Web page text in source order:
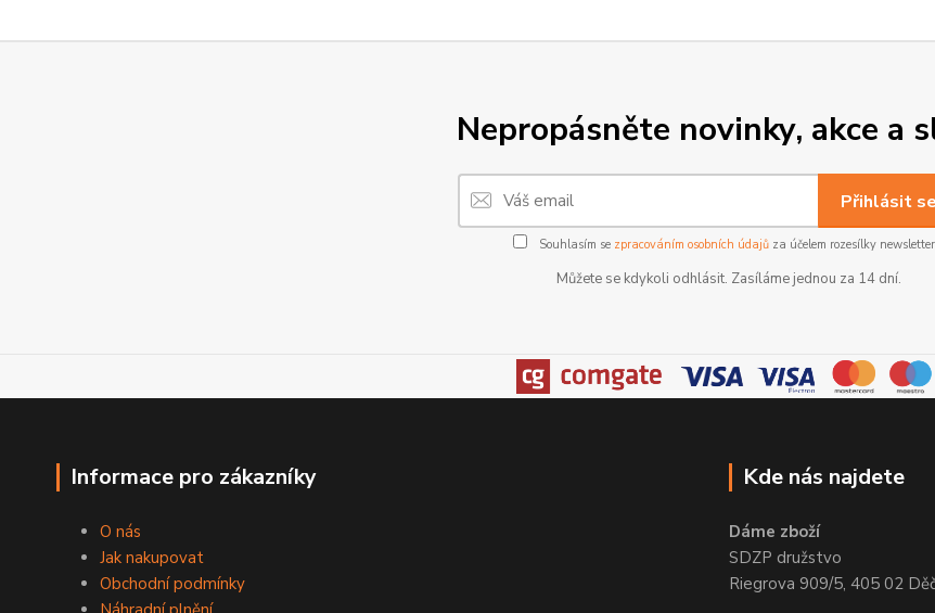
Nepropásněte novinky, akce a
Přihlásit se
Souhlasím se zpracováním osobních údajůza účelem rozesílky
Můžete se kdykoli odhlásit. Zasíláme jednou za 14 dní.
Informace pro zákazníky
O nás
Jak nakupovat
Obchodní podmínky
Kde nás najdete
Dáme zboží
SDZP družstvo
Riegrova 909/5, 405 02